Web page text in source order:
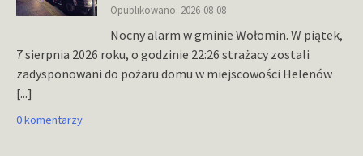
Opublikowano: 2026-08-08
Nocny alarm w gminie Wołomin. W piątek,
7 sierpnia 2026 roku, o godzinie 22:26 strażacy zostali
zadysponowani do pożaru domu w miejscowości Helenów
[...]
0 komentarzy